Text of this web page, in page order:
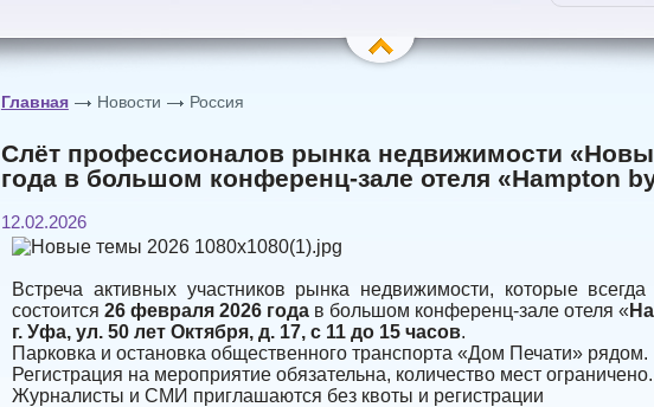
Главная Новости Россия
Слёт профессионалов рынка недвижимости
года в большом конференц-зале отеля «Hampton
12.02.2026
Встреча активных участников рынка недвижимости, которые
состоится26 февраля 2026 года в большом конференц-зале отеля «
г. Уфа, ул. 50 лет Октября, д. 17, с 11 до 15 часов.
Парковка и остановка общественного транспорта «Дом Печати» рядом.
Регистрация на мероприятие обязательна, количество мест ограничено.
Журналисты и СМИ приглашаются без квоты и регистрации